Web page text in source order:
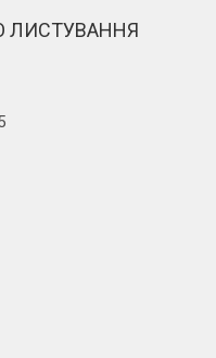
ЛИСТУВАННЯ